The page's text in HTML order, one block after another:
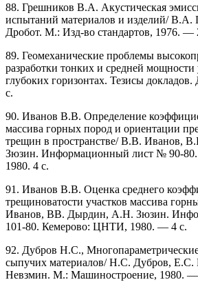
88. Грешников В.А. Акустическая
испытаний материалов и изделий/
Дробот. М.: Изд-во стандартов, 1976. —
89. Геомеханические проблемы
разработки тонких и средней мощности
глубоких горизонтах. Тезисы
с.
90. Иванов В.В. Определение
массива горных пород и ориентации
трещин в пространстве/ В.В. Иванов,
Зюзин. Информационный лист № 90-
1980. 4 с.
91. Иванов В.В. Оценка среднего
трещиноватости участков массива
Иванов, ВВ. Дырдин, А.Н. Зюзин.
101-80. Кемерово: ЦНТИ, 1980. — 4 с.
92. Дубров Н.С.,
сыпучих материалов/ Н.С. Дубров, Е.С.
Невзмин. М.: Машиностроение, 1980. —